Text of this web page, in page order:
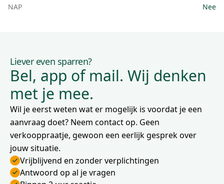
NAP
Nee
Liever even sparren?
Bel, app of mail. Wij denken
met je mee.
Wil je eerst weten wat er mogelijk is voordat je een
aanvraag doet? Neem contact op. Geen
verkooppraatje, gewoon een eerlijk gesprek over
jouw situatie.
Vrijblijvend en zonder verplichtingen
Antwoord op al je vragen